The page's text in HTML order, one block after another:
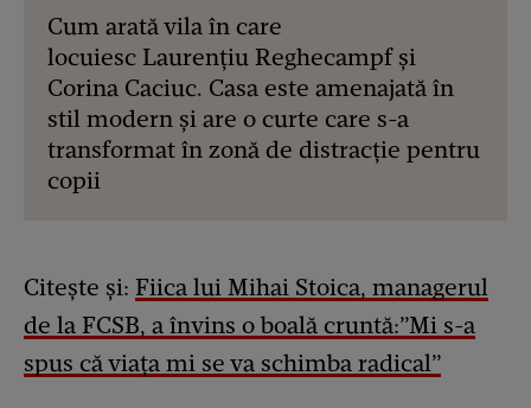
Cum arată vila în care
locuiesc Laurențiu Reghecampf și
Corina Caciuc. Casa este amenajată în
stil modern și are o curte care s-a
transformat în zonă de distracție pentru
copii
Citește și: Fiica lui Mihai Stoica, managerul
de la FCSB, a învins o boală cruntă:”Mi s-a
spus că viața mi se va schimba radical”